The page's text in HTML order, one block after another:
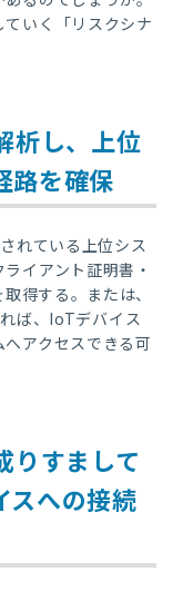
いく「リスクシナ
し、上位
路を確保
れている上位シス
イアント証明書・
得する。または、
ば、 IoTデバイス
アクセスできる可
すまして
スへの接続